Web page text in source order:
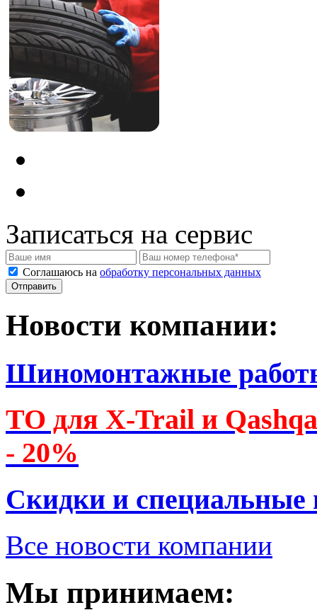
Записаться на сервис
Соглашаюсь на обработку персональных данных
Новости компании:
Шиномонтажные
ТО для X-Trail и
- 20%
Скидки и специальные
Все новости компании
Мы принимаем: